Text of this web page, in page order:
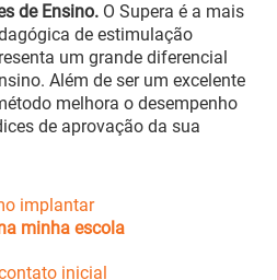
de Ensino. O Supera é a mais
de estimulação
um grande diferencial
Além de ser um excelente
melhora o desempenho
de aprovação da sua
implantar
minha escola
inicial